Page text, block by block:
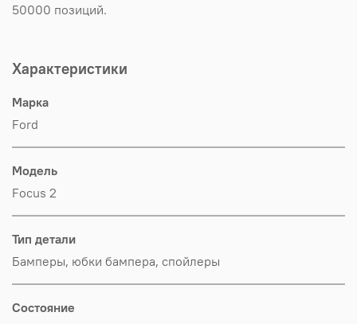
50000 позиций.
Характеристики
Марка
Ford
Модель
Focus 2
Тип детали
Бамперы, юбки бампера, спойлеры
Состояние